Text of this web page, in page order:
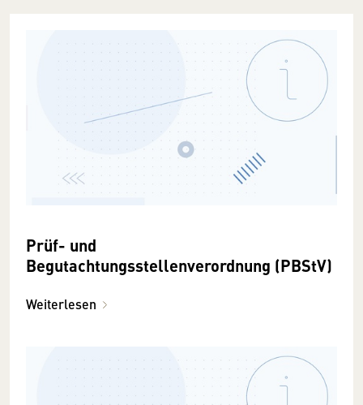
Prüf- und
Begutachtungsstellenverordnung (PBStV)
Weiterlesen